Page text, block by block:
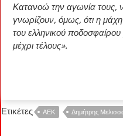
Κατανοώ την αγωνία τους,
γνωρίζουν, όμως, ότι η μάχη
του ελληνικού ποδοσφαίρου
μέχρι τέλους».
Ετικέτες ΑΕΚ Δημήτρης